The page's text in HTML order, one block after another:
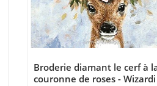
Broderie diamant le cerf à
couronne de roses - Wizardi